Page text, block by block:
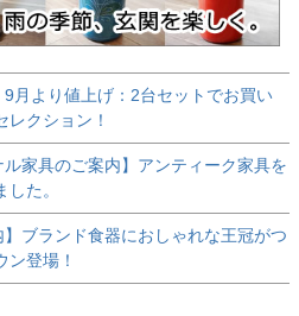
9月より値上げ：2台セットでお買い
クション！
ル家具のご案内】アンティーク家具を
た。
】ブランド食器におしゃれな王冠がつ
登場！